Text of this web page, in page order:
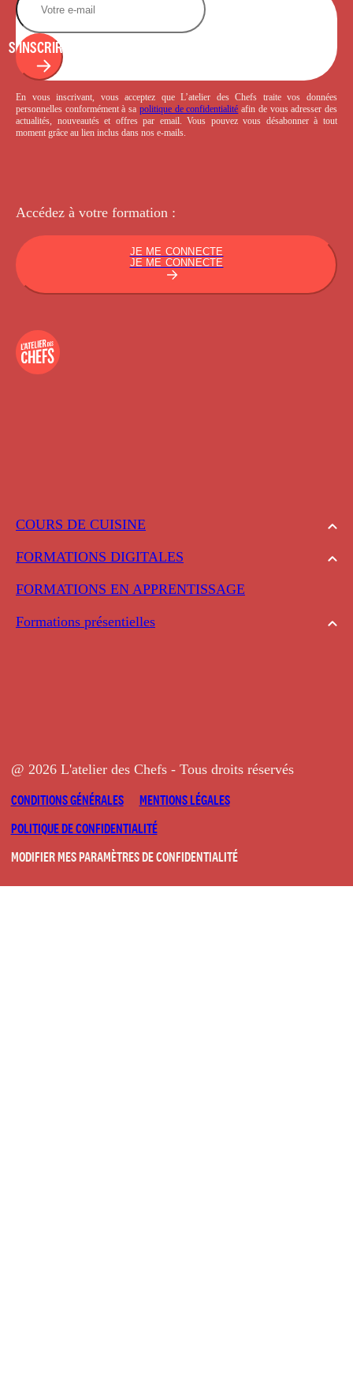
COURS DE CUISINE
FORMATIONS DIGITALES
FORMATIONS EN APPRENTISSAGE
Formations présentielles
S'INSCRIRE
En vous inscrivant, vous acceptez que L’atelier des Chefs traite vos données
personnelles conformément à sa politique de confidentialité afin de vous adresser des
actualités, nouveautés et offres par email. Vous pouvez vous désabonner à tout
moment grâce au lien inclus dans nos e-mails.
Accédez à votre formation :
JE ME CONNECTE
JE ME CONNECTE
@ 2026 L'atelier des Chefs - Tous droits réservés
CONDITIONS GÉNÉRALES
MENTIONS LÉGALES
POLITIQUE DE CONFIDENTIALITÉ
MODIFIER MES PARAMÈTRES DE CONFIDENTIALITÉ